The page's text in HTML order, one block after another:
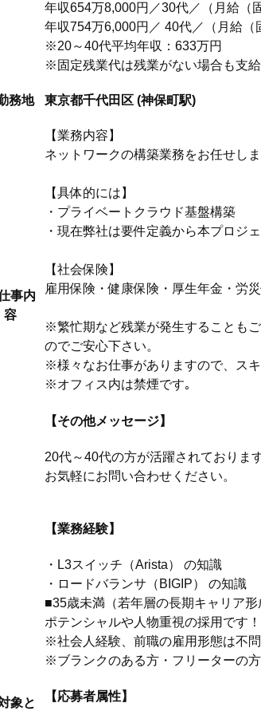
年収654万8,000円／30代／（月給（
年収754万6,000円／ 40代／（月給（
※20～40代平均年収：633万円
※固定残業代は残業がない場合も支給
務地 東京都千代田区 (神保町駅)
事内
容
【業務内容】
ネットワークの構築業務をお任せしま
【具体的には】
・プライベートクラウド基盤構築
・現在弊社は要件定義から本プロジ
【社会保険】
雇用保険・健康保険・厚生年金・労
※繁忙期など残業が発生することも
のでご安心下さい。
※様々なお仕事がありますので、ス
※オフィス内は禁煙です｡
【その他メッセージ】
20代～40代の方が活躍されております
お気軽にお問い合わせください。
象と
【業務経験】
・L3スイッチ（Arista） の知識
・ロードバランサ（BIGIP） の知識
■35歳未満（若年層の長期キャリア形
ポテンシャルや人物重視の採用です！
※社会人経験、前職の雇用形態は不問
※ブランクのある方・フリーターの方
【応募者属性】